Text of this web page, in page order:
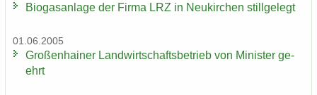
Bio­gas­an­la­ge der Firma LRZ in Neu­kir­chen still­ge­legt
01.06.2005
Gro­ßen­hai­ner Land­wirt­schafts­be­trieb von Mi­nis­ter ge­
ehrt